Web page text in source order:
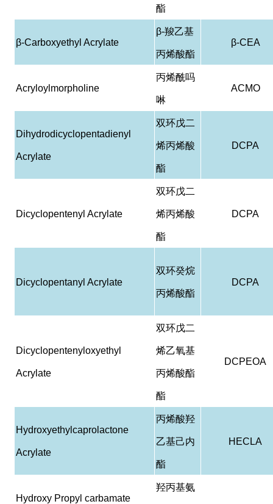
酯
β-Carboxyethyl Acrylate
β-羧乙基
丙烯酸酯
β-CEA
Acryloylmorpholine
丙烯酰吗
啉
ACMO
Dihydrodicyclopentadienyl
Acrylate
双环戊二
烯丙烯酸
酯
DCPA
Dicyclopentenyl Acrylate
双环戊二
烯丙烯酸
酯
DCPA
Dicyclopentanyl Acrylate
双环癸烷
丙烯酸酯
DCPA
Dicyclopentenyloxyethyl
Acrylate
双环戊二
烯乙氧基
丙烯酸酯
酯
DCPEOA
Hydroxyethylcaprolactone
Acrylate
丙烯酸羟
乙基己内
酯
HECLA
Hydroxy Propyl carbamate
羟丙基氨